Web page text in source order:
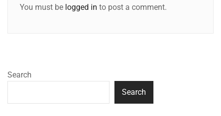
You must be logged in to post a comment.
Search
Search